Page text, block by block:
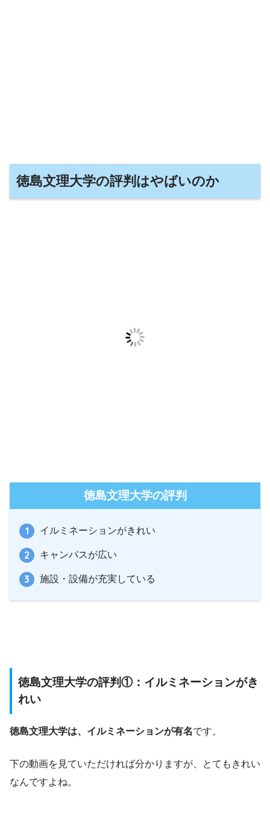
徳島文理大学の評判はやばいのか
徳島文理大学の評判
イルミネーションがきれい
キャンパスが広い
施設・設備が充実している
徳島文理大学の評判①：イルミネーションがき
れい
徳島文理大学は、イルミネーションが有名です。
下の動画を見ていただければ分かりますが、とてもきれい
なんですよね。